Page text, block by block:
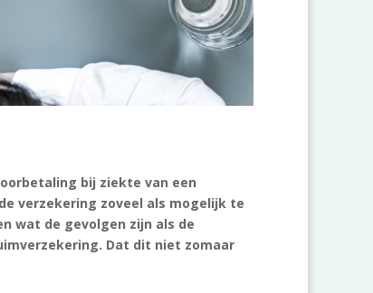
bij ziekte van een
verzekering zoveel als mogelijk te
wat de gevolgen zijn als de
Dat dit niet zomaar